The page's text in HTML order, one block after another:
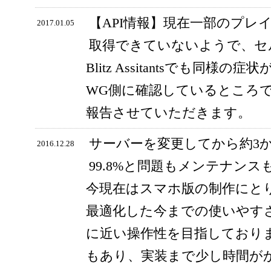
2017.01.05
【API情報】現在一部のプレ
取得できていないようで、
Blitz Assitantsでも同様の症状
WG側に確認しているところ
報告させていただきます。
2016.12.28
サーバーを変更してから約3
99.8%と問題もメンテナンス
今現在はスマホ版の制作に
最適化した今までの使いや
に近い操作性を目指しており
もあり、実装まで少し時間が